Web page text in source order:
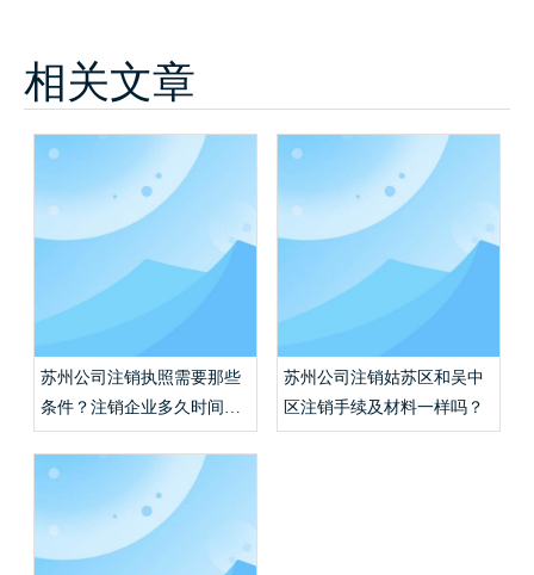
相关文章
苏州公司注销执照需要那些
条件？注销企业多久时间能
完成？
苏州公司注销姑苏区和吴中
区注销手续及材料一样吗？